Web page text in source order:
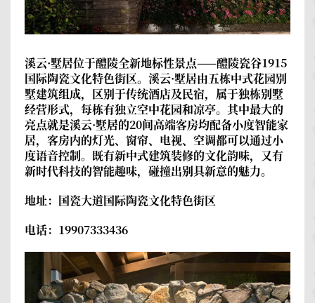
溪云·墅居位于醴陵全新地标性景点——醴陵瓷谷1915
国际陶瓷文化特色街区。溪云·墅居由五栋中式花园别
墅建筑组成，区别于传统酒店及民宿，属于独栋别墅
经营形式，每栋有独立空中花园和凉亭。其中最大的
亮点就是溪云·墅居的20间高端客房均配备小度智能家
居，客房内的灯光、窗帘、电视、空调都可以通过小
度语音控制。既有新中式建筑装修的文化韵味，又有
新时代科技的智能趣味，碰撞出别具新意的魅力。
地址：国瓷大道国际陶瓷文化特色街区
电话：19907333436